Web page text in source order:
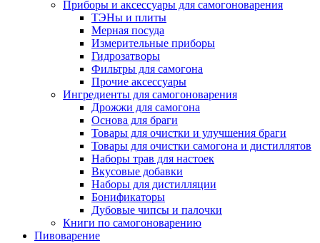
Приборы и аксессуары для самогоноварения
ТЭНы и плиты
Мерная посуда
Измерительные приборы
Гидрозатворы
Фильтры для самогона
Прочие аксессуары
Ингредиенты для самогоноварения
Дрожжи для самогона
Основа для браги
Товары для очистки и улучшения браги
Товары для очистки самогона и дистиллятов
Наборы трав для настоек
Вкусовые добавки
Наборы для дистилляции
Бонификаторы
Дубовые чипсы и палочки
Книги по самогоноварению
Пивоварение